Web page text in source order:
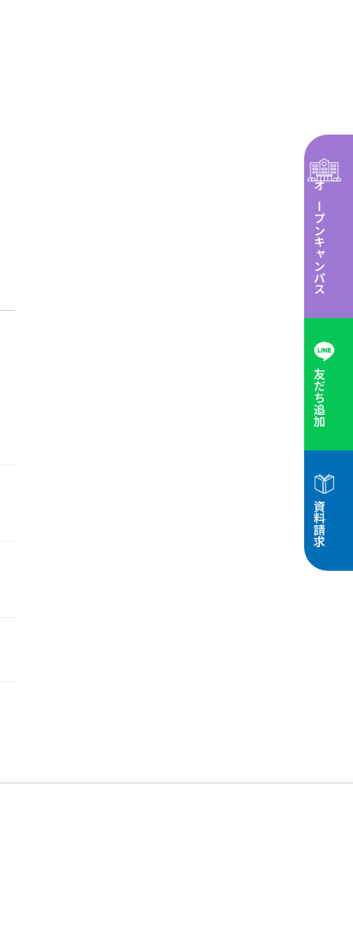
オープンキャンパス
友だち追加
資料請求